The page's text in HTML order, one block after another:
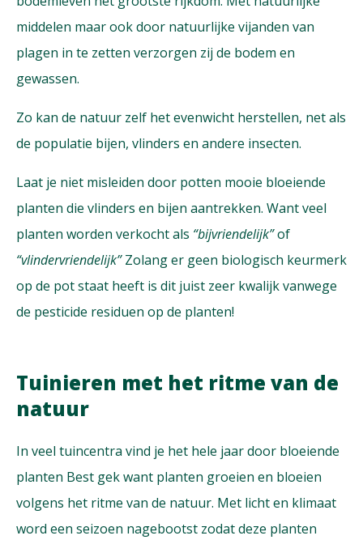
middelen maar ook door natuurlijke vijanden van
plagen in te zetten verzorgen zij de bodem en
gewassen.
Zo kan de natuur zelf het evenwicht herstellen, net als
de populatie bijen, vlinders en andere insecten.
Laat je niet misleiden door potten mooie bloeiende
planten die vlinders en bijen aantrekken. Want veel
planten worden verkocht als “bijvriendelijk”of
“vlindervriendelijk”Zolang er geen biologisch keurmerk
op de pot staat heeft is dit juist zeer kwalijk vanwege
de pesticide residuen op de planten!
Tuinieren met het ritme van de
natuur
In veel tuincentra vind je het hele jaar door bloeiende
planten Best gek want planten groeien en bloeien
volgens het ritme van de natuur. Met licht en klimaat
word een seizoen nagebootst zodat deze planten